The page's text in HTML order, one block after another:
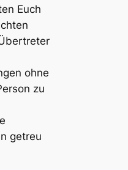
Euch
ohne
zu
getreu